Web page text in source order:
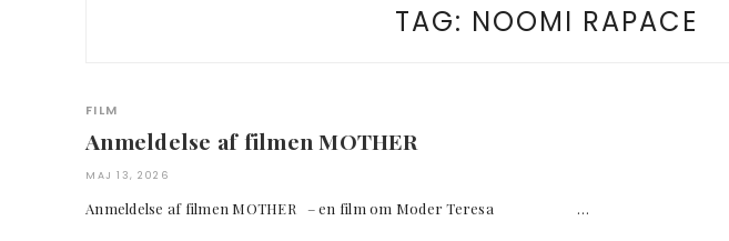
TAG: NOOMI RAPACE
FILM
Anmeldelse af filmen MOTHER
MAJ 13, 2026
Anmeldelse af filmen MOTHER – en film om Moder Teresa …